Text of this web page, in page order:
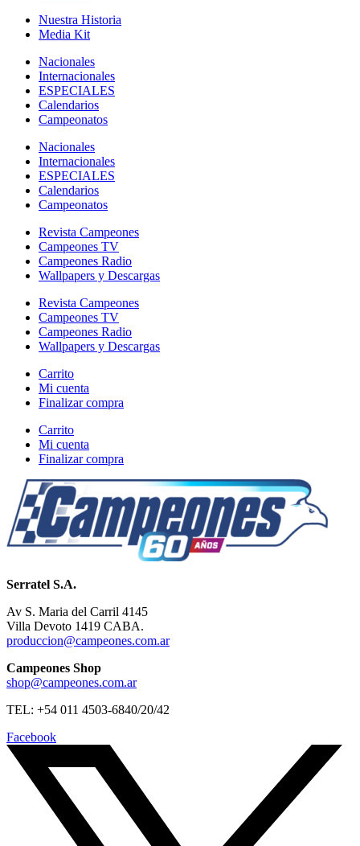
Nuestra Historia
Media Kit
Nacionales
Internacionales
ESPECIALES
Calendarios
Campeonatos
Nacionales
Internacionales
ESPECIALES
Calendarios
Campeonatos
Revista Campeones
Campeones TV
Campeones Radio
Wallpapers y Descargas
Revista Campeones
Campeones TV
Campeones Radio
Wallpapers y Descargas
Carrito
Mi cuenta
Finalizar compra
Carrito
Mi cuenta
Finalizar compra
Serratel S.A.
Av S. Maria del Carril 4145
Villa Devoto 1419 CABA.
produccion@campeones.com.ar
Campeones Shop
shop@campeones.com.ar
TEL: +54 011 4503-6840/20/42
Facebook